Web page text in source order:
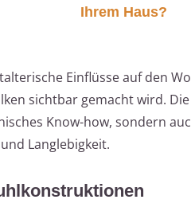
Ihrem Haus?
Einflüsse auf den
sichtbar gemacht wird.
Know-how, sondern
Langlebigkeit.